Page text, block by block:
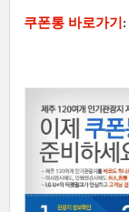
쿠폰통 바로가기 :